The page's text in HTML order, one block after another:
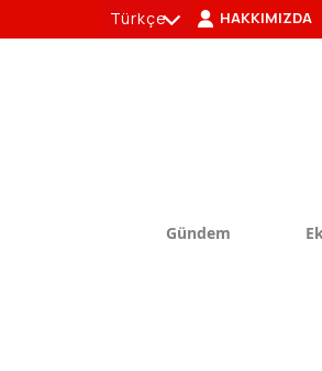
Gündem
Türkçe
HAKKIMIZDA